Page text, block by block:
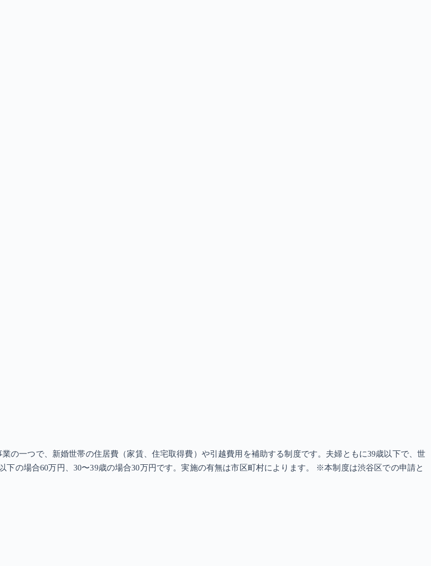
の一つで、新婚世帯の住居費（家賃、住宅取得費）や引越費用を補助する制度です。夫婦ともに39歳以下で、世
の場合60万円、30〜39歳の場合30万円です。実施の有無は市区町村によります。 ※本制度は渋谷区での申請と